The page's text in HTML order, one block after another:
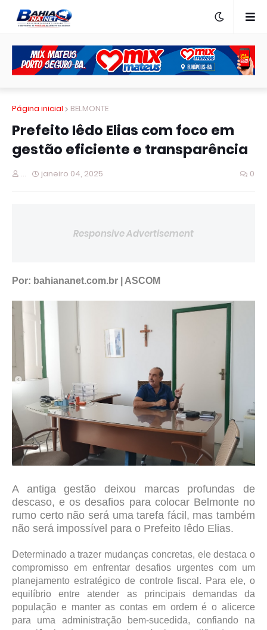
Página inicial BELMONTE
Prefeito Iêdo Elias com foco em
gestão eficiente e transparência
... janeiro 04, 2025 0
Responsive Advertisement
Por: bahiananet.com.br | ASCOM
A antiga gestão deixou marcas profundas de
descaso, e os desafios para colocar Belmonte no
rumo certo não será uma tarefa fácil, mas também
não será impossível para o Prefeito Iêdo Elias.
Determinado a trazer mudanças concretas, ele destaca o
compromisso em enfrentar desafios urgentes com um
planejamento estratégico de controle fiscal. Para ele, o
equilíbrio entre atender as principais demandas da
população e manter as contas em ordem é o alicerce
para uma administração bem-sucedida, confiando na